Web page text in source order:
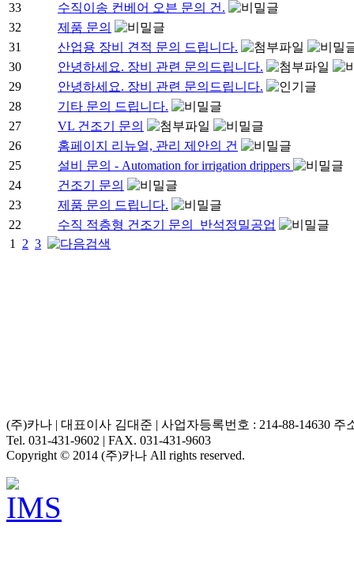
33
수직이송 컨베어 오븐 문의 건.
32
제품 문의
31
산업용 장비 견적 문의 드립니다.
30
안녕하세요. 장비 관련 문의드립니다.
29
안녕하세요. 장비 관련 문의드립니다.
28
기타 문의 드립니다.
27
VL 건조기 문의
26
홈페이지 리뉴얼, 관리 제안의 건
25
설비 문의 - Automation for irrigation drippers
24
건조기 문의
23
제품 문의 드립니다.
22
수직 적층형 건조기 문의_반석정밀공업
1
2 3
(주)카나 | 대표이사 김대준 | 사업자등록번호 : 214-88-14630
Tel. 031-431-9602 | FAX. 031-431-9603
Copyright © 2014 (주)카나 All rights reserved.